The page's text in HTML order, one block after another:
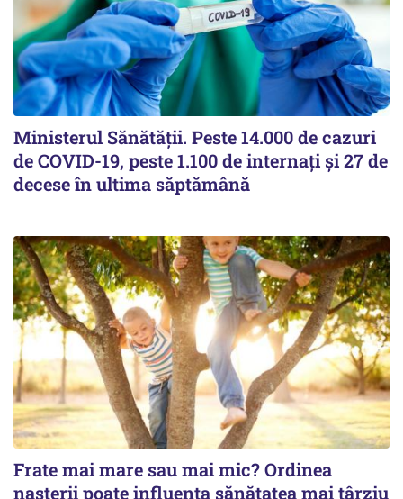
Ministerul Sănătății. Peste 14.000 de cazuri
de COVID-19, peste 1.100 de internați și 27 de
decese în ultima săptămână
Frate mai mare sau mai mic? Ordinea
nașterii poate influența sănătatea mai târziu